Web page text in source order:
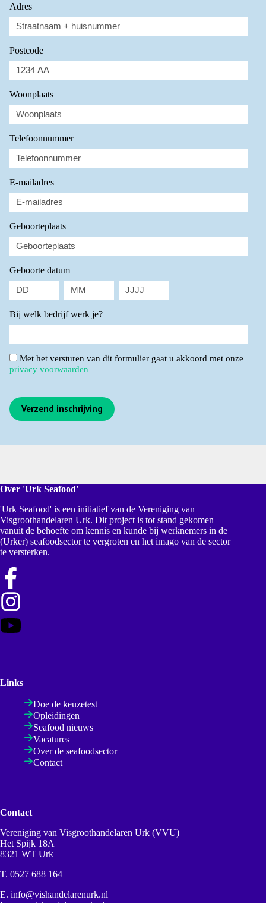
Adres
Postcode
Woonplaats
Telefoonnummer
E-mailadres
Geboorteplaats
Geboorte datum
Dag Maand Jaar
Bij welk bedrijf werk je?
Toestemming
Met het versturen van dit formulier gaat u akkoord met onze
privacy voorwaarden
Over 'Urk Seafood'
'Urk Seafood' is een initiatief van de Vereniging van
Visgroothandelaren Urk. Dit project is tot stand gekomen
vanuit de behoefte om kennis en kunde bij werknemers in de
(Urker) seafoodsector te vergroten en het imago van de sector
te versterken.
Links
Doe de keuzetest
Opleidingen
Seafood nieuws
Vacatures
Over de seafoodsector
Contact
Contact
Vereniging van Visgroothandelaren Urk (VVU)
Het Spijk 18A
8321 WT Urk
T. 0527 688 164
E. info@vishandelarenurk.nl